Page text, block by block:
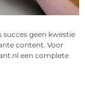
succes geen kwestie
content. Voor
een complete